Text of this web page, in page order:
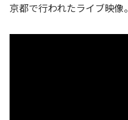
京都で行われたライブ映像。